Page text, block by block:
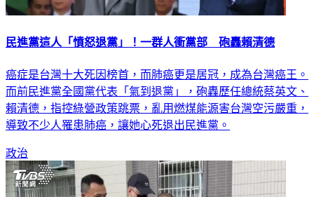
民進黨這人「憤怒退黨」！一群人衝黨部 砲轟賴清德
癌症是台灣十大死因榜首，而肺癌更是居冠，成為台灣癌王。
而前民進黨全國黨代表「氣到退黨」，砲轟歷任總統蔡英文、
賴清德，指控綠營政策跳票，亂用燃煤能源害台灣空污嚴重，
導致不少人罹患肺癌，讓她心死退出民進黨。
政治